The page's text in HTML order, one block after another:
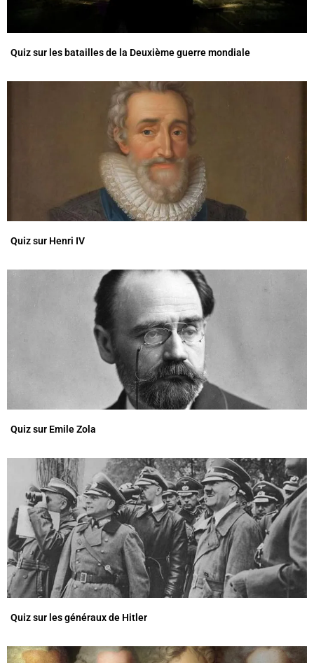
Quiz sur les batailles de la Deuxième guerre mondiale
Quiz sur Henri IV
Quiz sur Emile Zola
Quiz sur les généraux de Hitler